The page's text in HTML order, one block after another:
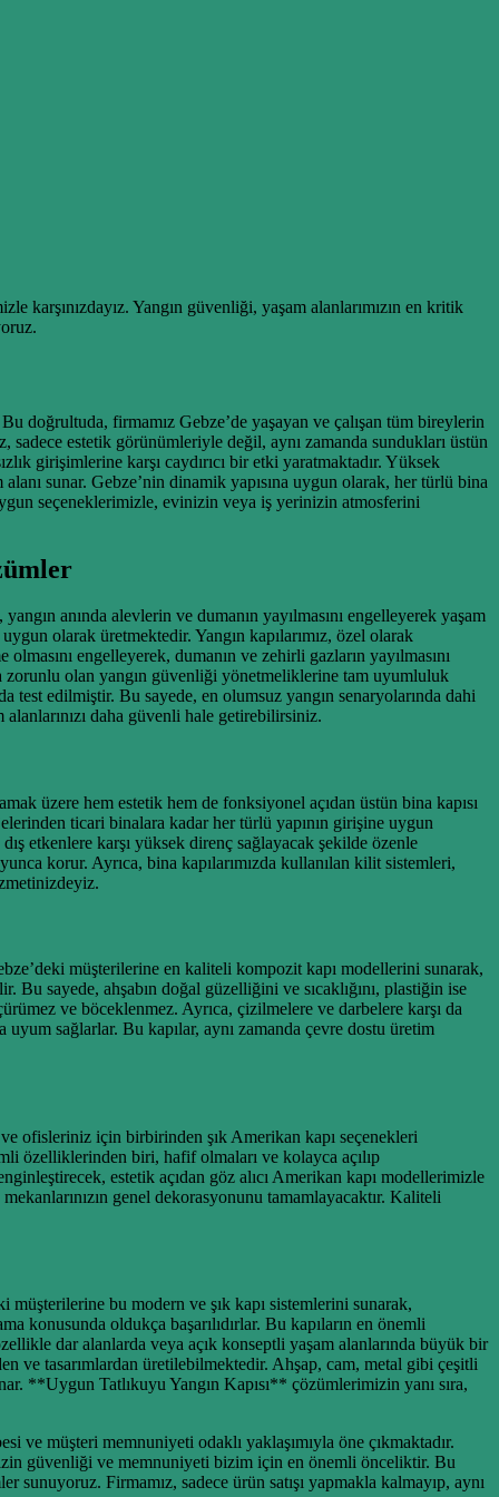
karşınızdayız. Yangın güvenliği, yaşam alanlarımızın en kritik
doğrultuda, firmamız Gebze’de yaşayan ve çalışan tüm bireylerin
sadece estetik görünümleriyle değil, aynı zamanda sundukları üstün
girişimlerine karşı caydırıcı bir etki yaratmaktadır. Yüksek
sunar. Gebze’nin dinamik yapısına uygun olarak, her türlü bina
seçeneklerimizle, evinizin veya iş yerinizin atmosferini
anında alevlerin ve dumanın yayılmasını engelleyerek yaşam
olarak üretmektedir. Yangın kapılarımız, özel olarak
engelleyerek, dumanın ve zehirli gazların yayılmasını
zorunlu olan yangın güvenliği yönetmeliklerine tam uyumluluk
test edilmiştir. Bu sayede, en olumsuz yangın senaryolarında dahi
daha güvenli hale getirebilirsiniz.
üzere hem estetik hem de fonksiyonel açıdan üstün bina kapısı
ticari binalara kadar her türlü yapının girişine uygun
etkenlere karşı yüksek direnç sağlayacak şekilde özenle
korur. Ayrıca, bina kapılarımızda kullanılan kilit sistemleri,
müşterilerine en kaliteli kompozit kapı modellerini sunarak,
sayede, ahşabın doğal güzelliğini ve sıcaklığını, plastiğin ise
ve böceklenmez. Ayrıca, çizilmelere ve darbelere karşı da
sağlarlar. Bu kapılar, aynı zamanda çevre dostu üretim
ofisleriniz için birbirinden şık Amerikan kapı seçenekleri
özelliklerinden biri, hafif olmaları ve kolayca açılıp
estetik açıdan göz alıcı Amerikan kapı modellerimizle
genel dekorasyonunu tamamlayacaktır. Kaliteli
bu modern ve şık kapı sistemlerini sunarak,
konusunda oldukça başarılıdırlar. Bu kapıların en önemli
dar alanlarda veya açık konseptli yaşam alanlarında büyük bir
ve tasarımlardan üretilebilmektedir. Ahşap, cam, metal gibi çeşitli
**Uygun Tatlıkuyu Yangın Kapısı** çözümlerimizin yanı sıra,
ve müşteri memnuniyeti odaklı yaklaşımıyla öne çıkmaktadır.
güvenliği ve memnuniyeti bizim için en önemli önceliktir. Bu
Firmamız, sadece ürün satışı yapmakla kalmayıp, aynı